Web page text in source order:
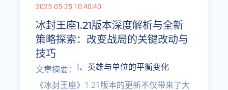
2025-05-25 10:40:40
冰封王座1.21版本深度解析与全新
策略探索：改变战局的关键改动与
技巧
文章摘要：
《冰封王座》1.21版本的更新不仅带来了大
1、英雄与单位的平衡变化